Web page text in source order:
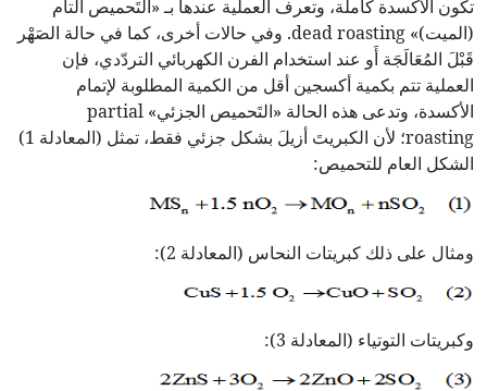
تكون الأكسدة كاملة، وتعرف العملية عندها بـ «التَحميص التام
(الميت)» dead roasting. وفي حالات أخرى، كما في حالة الصَهْر
قَبْلَ المُعَالَجَة أَو عند استخدام الفرن الكهربائي التردّدي، فإن
العملية تتم بكمية أكسجين أقل من الكمية المطلوبة لإتمام
الأكسدة، وتدعى هذه الحالة «التَحميص الجزئي» partial
roasting؛ لأن الكبريتَ أزيلَ بشكل جزئي فقط، تمثل (المعادلة 1)
الشكل العام للتحميص:
ومثال على ذلك كبريتات النحاس (المعادلة 2):
وكبريتات التوتياء (المعادلة 3):